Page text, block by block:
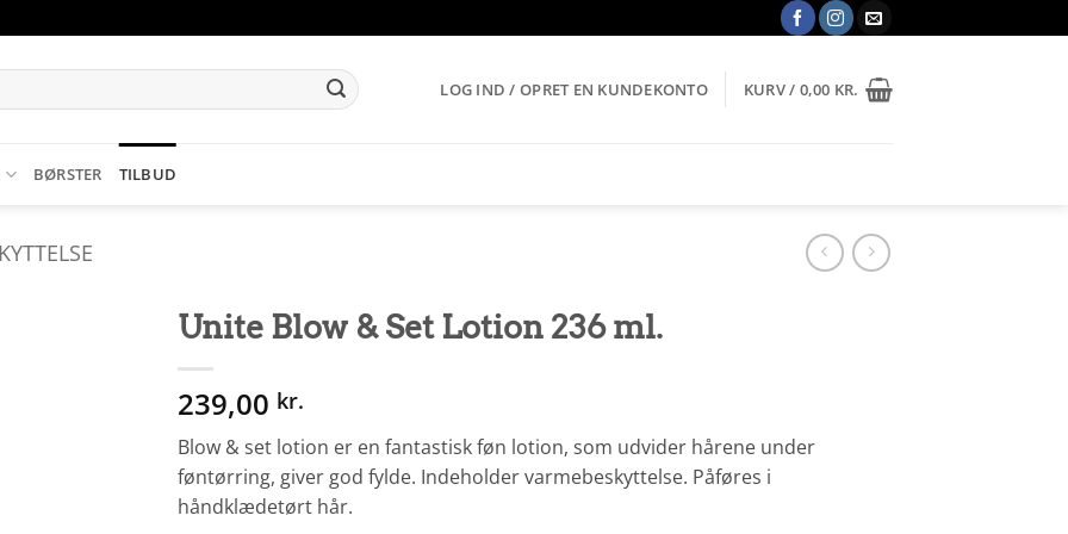
LOG IND / OPRET EN KUNDEKONTO KURV / 0,00 KR.
BØRSTER TILBUD
Unite Blow & Set Lotion 236 ml.
239,00 kr.
Blow & set lotion er en fantastisk føn lotion, som udvider hårene under
føntørring, giver god fylde. Indeholder varmebeskyttelse. Påføres i
håndklædetørt hår.